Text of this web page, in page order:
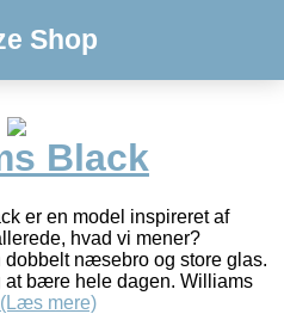
Shop
Black
er en model inspireret af
hvad vi mener?
dobbelt næsebro og store glas.
at bære hele dagen. Williams
(Læs mere)